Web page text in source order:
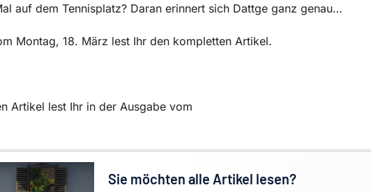
auf dem Tennisplatz? Daran erinnert sich Dattge ganz genau…
Montag, 18. März lest Ihr den kompletten Artikel.
Artikel lest Ihr in der Ausgabe vom
Sie möchten alle Artikel lesen?